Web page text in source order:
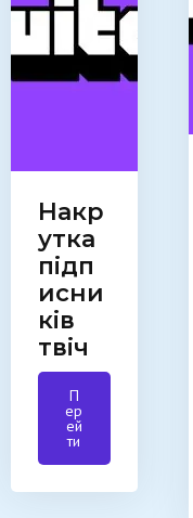
Накр
утка
підп
исни
ків
твіч
П
ер
ей
ти